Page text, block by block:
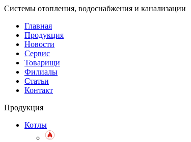
Системы отопления, водоснабжения и канализации
Главная
Продукция
Новости
Сервис
Товарищи
Филиалы
Статьи
Контакт
Продукция
Котлы